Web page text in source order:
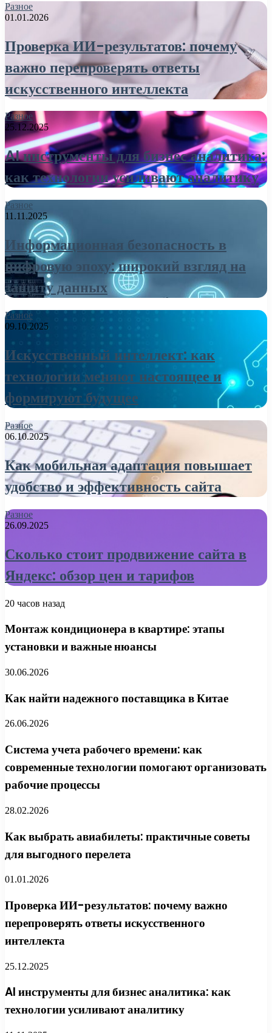
Разное
01.01.2026
Проверка ИИ-результатов: почему
важно перепроверять ответы
искусственного интеллекта
Разное
25.12.2025
AI инструменты для бизнес аналитика:
как технологии усиливают аналитику
Разное
11.11.2025
Информационная безопасность в
цифровую эпоху: широкий взгляд на
защиту данных
Разное
09.10.2025
Искусственный интеллект: как
технологии меняют настоящее и
формируют будущее
Разное
06.10.2025
Как мобильная адаптация повышает
удобство и эффективность сайта
Разное
26.09.2025
Сколько стоит продвижение сайта в
Яндекс: обзор цен и тарифов
20 часов назад
Монтаж кондиционера в квартире: этапы
установки и важные нюансы
30.06.2026
Как найти надежного поставщика в Китае
26.06.2026
Система учета рабочего времени: как
современные технологии помогают организовать
рабочие процессы
28.02.2026
Как выбрать авиабилеты: практичные советы
для выгодного перелета
01.01.2026
Проверка ИИ-результатов: почему важно
перепроверять ответы искусственного
интеллекта
25.12.2025
AI инструменты для бизнес аналитика: как
технологии усиливают аналитику